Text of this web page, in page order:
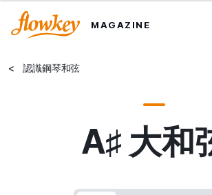
MAGAZINE
< 認識鋼琴和弦
A♯ 大和